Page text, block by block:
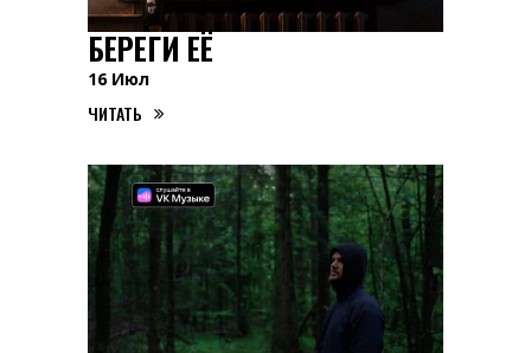
БЕРЕГИ ЕЁ
16 Июл
ЧИТАТЬ